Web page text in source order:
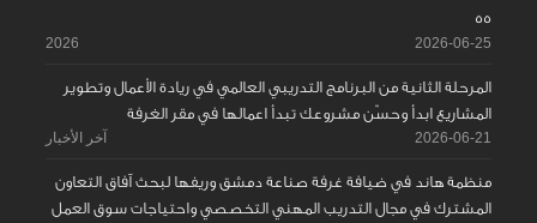
55
2026-06-25
2026
المرحلة الثانية من البرنامج التدريبي العالمي في ريادة الأعمال وتطوير
المشاريع ابدأ وحسّن مشروعك تبدأ اعمالها في مقر الغرفة
2026-06-21 آخر الأخبار
منظمة هاند في ضيافة غرفة صناعة دمشق وريفها لبحث آفاق التعاون
المشترك في مجال التدريب المهني التخصصي واحتياجات سوق العمل